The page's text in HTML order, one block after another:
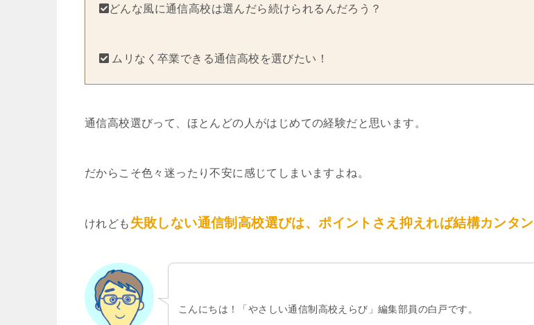
どんな風に通信高校は選んだら続けられるんだろう？
ムリなく卒業できる通信高校を選びたい！
通信高校選びって、ほとんどの人がはじめての経験だと思います。
だからこそ色々迷ったり不安に感じてしまいますよね。
けれども 失敗しない通信制高校選びは、ポイントさえ抑えれば結構カンタン
こんにちは！「やさしい通信制高校えらび」編集部員の白戸です。